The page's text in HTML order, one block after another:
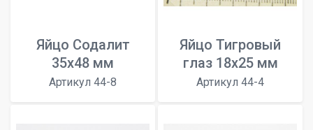
Яйцо Содалит
35х48 мм
Артикул 44-8
Яйцо Тигровый
глаз 18х25 мм
Артикул 44-4